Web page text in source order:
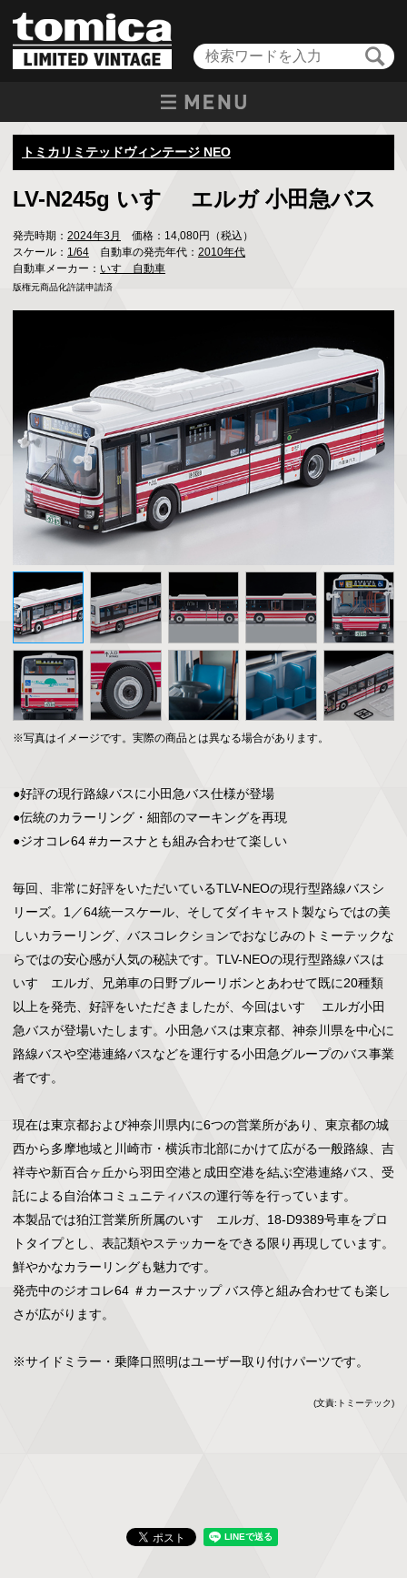
トミカリミテッドヴィンテージ NEO
LV-N245g いすゞ エルガ 小田急バス
発売時期： 2024年3月
価格：14,080円（税込）
スケール： 1/64 自動車の発売年代： 2010年代
自動車メーカー： いすゞ自動車
版権元商品化許諾申請済
※写真はイメージです。実際の商品とは異なる場合があります。
●好評の現行路線バスに小田急バス仕様が登場
●伝統のカラーリング・細部のマーキングを再現
●ジオコレ64 #カースナとも組み合わせて楽しい
毎回、非常に好評をいただいているTLV-NEOの現行型路線バスシ
リーズ。1／64統一スケール、そしてダイキャスト製ならではの美
しいカラーリング、バスコレクションでおなじみのトミーテックな
らではの安心感が人気の秘訣です。TLV-NEOの現行型路線バスは
いすゞエルガ、兄弟車の日野ブルーリボンとあわせて既に20種類
以上を発売、好評をいただきましたが、今回はいすゞ エルガ小田
急バスが登場いたします。小田急バスは東京都、神奈川県を中心に
路線バスや空港連絡バスなどを運行する小田急グループのバス事業
者です。
現在は東京都および神奈川県内に6つの営業所があり、東京都の城
西から多摩地域と川崎市・横浜市北部にかけて広がる一般路線、吉
祥寺や新百合ヶ丘から羽田空港と成田空港を結ぶ空港連絡バス、受
託による自治体コミュニティバスの運行等を行っています。
本製品では狛江営業所所属のいすゞエルガ、18-D9389号車をプロ
トタイプとし、表記類やステッカーをできる限り再現しています。
鮮やかなカラーリングも魅力です。
発売中のジオコレ64 ＃カースナップ バス停と組み合わせても楽し
さが広がります。
※サイドミラー・乗降口照明はユーザー取り付けパーツです。
(文責:トミーテック)